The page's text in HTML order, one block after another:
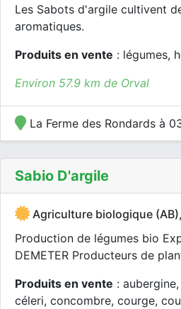
Les Sabots d'argile cultivent
aromatiques.
Produits en vente : légumes,
Environ 57.9 km de Orval
La Ferme des Rondards à
Sabio D'argile
Agriculture biologique
Production de légumes bio
DEMETER Producteurs de
Produits en vente :
céleri, concombre, courge,